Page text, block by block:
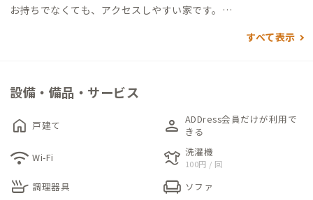
お持ちでなくても、アクセスしやすい家です。
三角屋根が出迎える家は、3年前にリフォームされ、綺麗な室内
とした広さのLDKや床暖房搭載の個室は、どこにいてものんびり
お庭に、丸太のテーブルと椅子を揃えているので、天気の良い日
はぜひ外でのお食事も楽しんでください。
すべて表示
設備・備品・サービス
home 戸建て person ADDress会員だけが利用で
きる
wifi Wi-Fi laundry 洗濯機
100円 / 回
skillet 調理器具 chair ソファ